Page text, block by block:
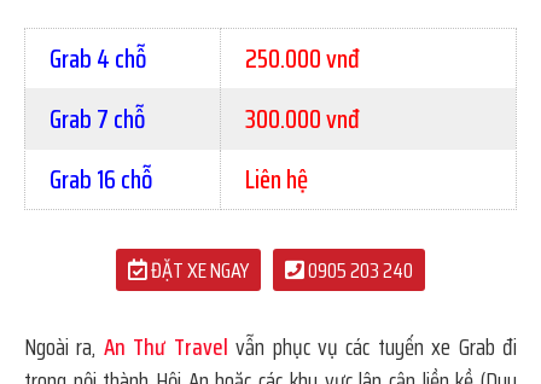
Grab 4 chỗ
250.000 vnđ
Grab 7 chỗ
300.000 vnđ
Grab 16 chỗ
Liên hệ
ĐẶT XE NGAY 0905 203 240
Ngoài ra, An Thư Travel vẫn phục vụ các tuyến xe Grab đi